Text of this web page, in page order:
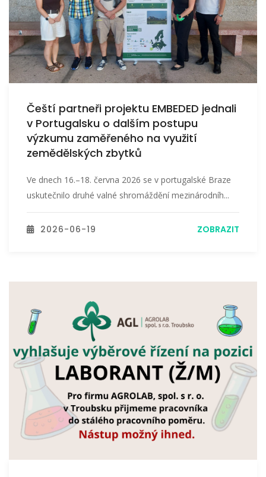
Čeští partneři projektu EMBEDED jednali
v Portugalsku o dalším postupu
výzkumu zaměřeného na využití
zemědělských zbytků
Ve dnech 16.–18. června 2026 se v portugalské Braze
uskutečnilo druhé valné shromáždění mezinárodníh...
2026-06-19 ZOBRAZIT